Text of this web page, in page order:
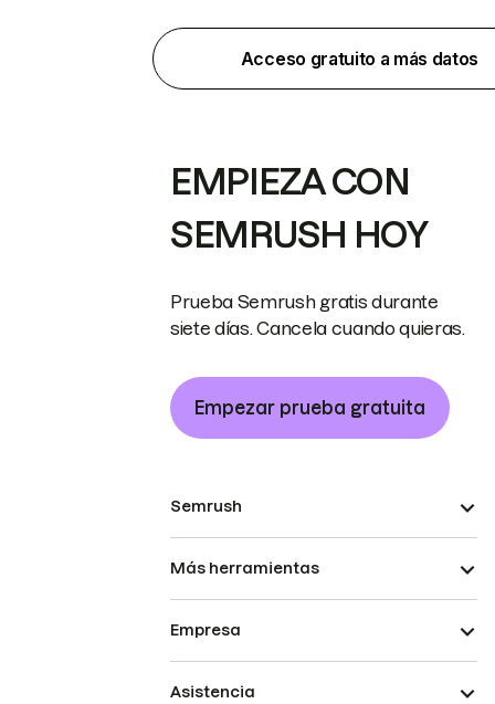
Acceso gratuito a más datos
EMPIEZA CON
SEMRUSH HOY
Prueba Semrush gratis durante
siete días. Cancela cuando quieras.
Empezar prueba gratuita
Semrush
Más herramientas
Empresa
Asistencia